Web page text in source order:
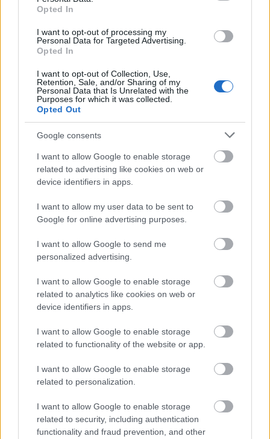
Opted In
I want to opt-out of processing my
Personal Data for Targeted Advertising.
Opted In
I want to opt-out of Collection, Use,
Retention, Sale, and/or Sharing of my
Personal Data that Is Unrelated with the
Purposes for which it was collected.
Opted Out
Google consents
I want to allow Google to enable storage
related to advertising like cookies on web or
device identifiers in apps.
I want to allow my user data to be sent to
Google for online advertising purposes.
I want to allow Google to send me
personalized advertising.
I want to allow Google to enable storage
related to analytics like cookies on web or
device identifiers in apps.
I want to allow Google to enable storage
related to functionality of the website or app.
I want to allow Google to enable storage
related to personalization.
I want to allow Google to enable storage
related to security, including authentication
functionality and fraud prevention, and other
még fájóbb lehetett, mivel a cselekmény nagy
nézőknek sem tetszett.
hangosfilm, a magyar helyszínt és magyar
karaktereket felvonultató Hyppolit, a lakáj
hozta meg Kabos Gyula és Csortos Gyula
feledhetetlen alakításával. A Hyppolit és az
1934-es Meseautó sikerét követően a
vígjáték lett a kor meghatározó, exportképes
műfaja - e művek népszerűségén nem fog az
idő, olyannyira, hogy az utóbbi években
többet újraforgattak.
A színes filmtechnikát Magyarországon
beszélő köntösben, az első teljes hosszában
színes magyar filmet, a Ludas Matyit 1950-
ben mutatták be. Az alkotást, amelynek színei
szinte teljesen kifakultak, néhány éve digitális
technikával teljesen felújították és a
hangokat is helyreállították.
Forrás: MTI
Film Történelem Magyar film